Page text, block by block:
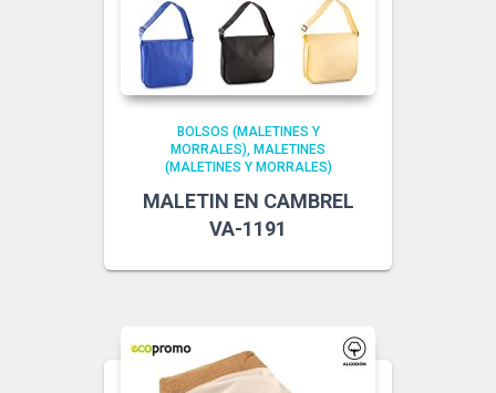
BOLSOS (MALETINES Y
MORRALES) MALETINES
(MALETINES Y MORRALES)
MALETIN EN CAMBREL
VA-1191